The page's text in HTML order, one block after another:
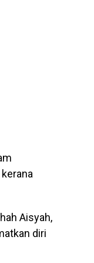
Aisyah,
diri